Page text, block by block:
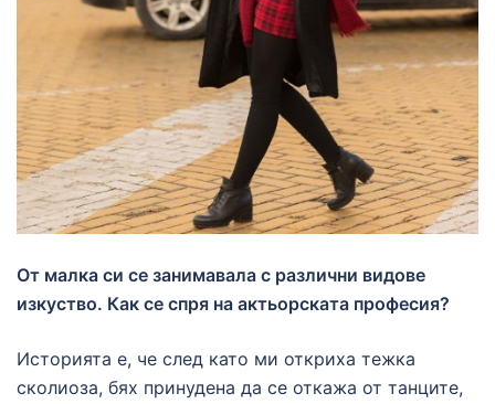
От малка си се занимавала с различни видове
изкуство. Как се спря на актьорската професия?
Историята е, че след като ми откриха тежка
сколиоза, бях принудена да се откажа от танците,